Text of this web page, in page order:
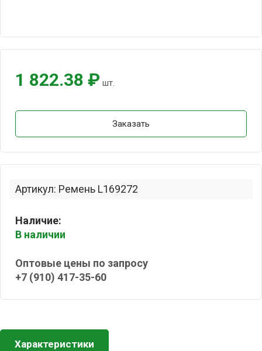
Артикул: Ремень L169272
Наличие:
В наличии
Оптовые цены по запросу
+7 (910) 417-35-60
1 822.38 ₽ шт.
Заказать
Характеристики